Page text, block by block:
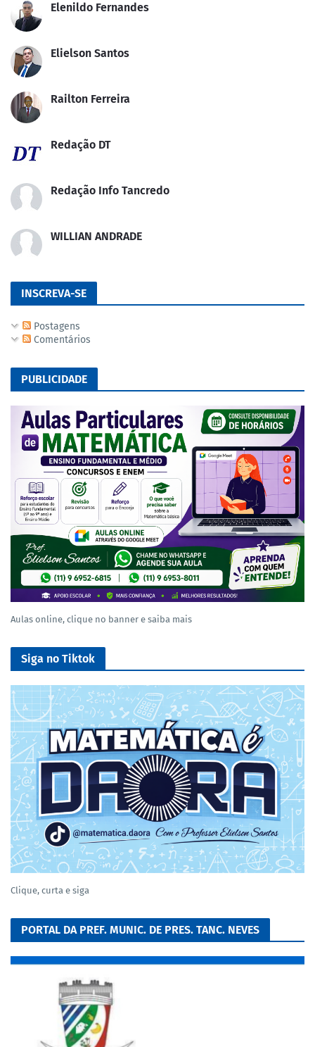
Elenildo Fernandes
Elielson Santos
Railton Ferreira
Redação DT
Redação Info Tancredo
WILLIAN ANDRADE
INSCREVA-SE
Postagens
Comentários
PUBLICIDADE
Aulas online, clique no banner e saiba mais
Siga no Tiktok
Clique, curta e siga
PORTAL DA PREF. MUNIC. DE PRES. TANC. NEVES